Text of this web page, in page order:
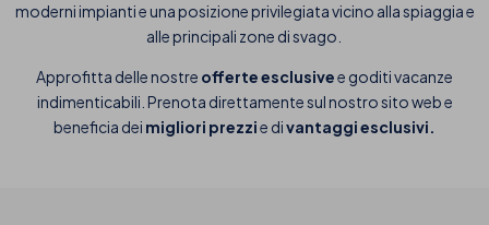
moderni impianti e una posizione privilegiata vicino alla spiaggia e
alle principali zone di svago.
Approfitta delle nostre offerte esclusivee goditi vacanze
indimenticabili. Prenota direttamente sul nostro sito web e
beneficia dei migliori prezzie divantaggi esclusivi.